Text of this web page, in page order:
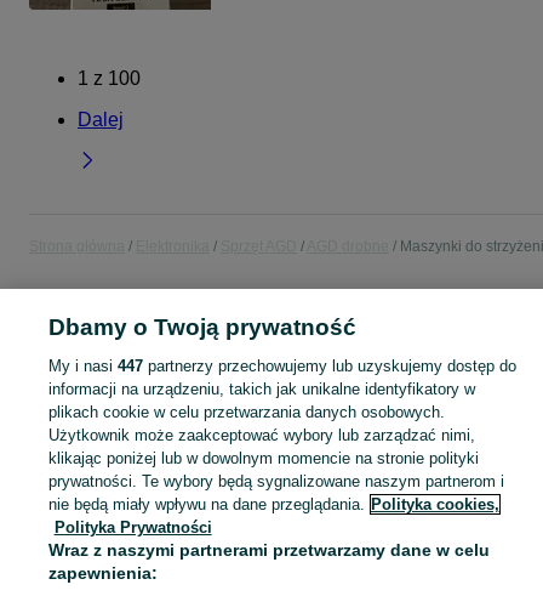
1 z 100
Dalej
Maszynki do
KATEGORIA
Sprzedaż maszynek do strzyżenia w Polsce ▶️ do włosów, brody i ciała ✅ Nowe i używane w okazyjnych cenach ☝ Sprawdź ogłoszenia i kupuj online na OLX.pl! Zobacz
Mapa kategorii
Mapa miejscowości
Mapa ministron
Dbamy o Twoją prywatność
My i nasi 447partnerzy przechowujemy lub uzyskujemy dostęp do
informacji na urządzeniu, takich jak unikalne identyfikatory w
plikach cookie w celu przetwarzania danych osobowych.
Użytkownik może zaakceptować wybory lub zarządzać nimi,
klikając poniżej lub w dowolnym momencie na stronie polityki
prywatności. Te wybory będą sygnalizowane naszym partnerom i
nie będą miały wpływu na dane przeglądania. Polityka cookies,
Polityka Prywatności
Wraz z naszymi partnerami przetwarzamy dane w celu
zapewnienia: